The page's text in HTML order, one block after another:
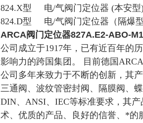
824.X型 电/气阀门定位器 (本安型
824.D型 电/气阀门定位器（隔爆型
ARCA阀门定位器827A.E2-ABO-
公司成立于1917年，已有近百年的
影响力的跨国集团。 目前德国
公司多年来致力于不断的创新，其
三通阀、波纹管密封阀、隔膜阀、
DIN、ANSI、IEC等标准要求，其
术、优质的产品、良好的信誉、*